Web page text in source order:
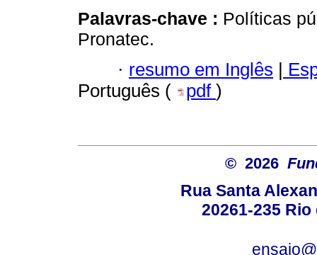
Palavras-chave : Políticas
Pronatec.
· resumo em Inglês |
Português (
pdf )
© 2026
Rua Santa
20261-235